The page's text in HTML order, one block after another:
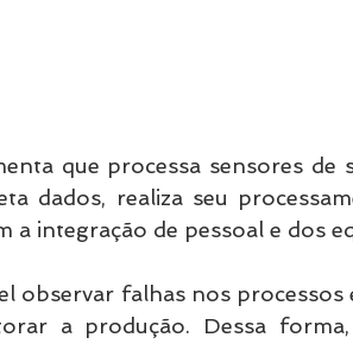
que processa sensores de
dados, realiza seu
a integração de pessoal e dos
observar falhas nos processos
a produção. Dessa